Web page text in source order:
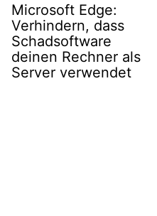
Microsoft Edge:
Verhindern, dass
Schadsoftware
deinen Rechner als
Server verwendet